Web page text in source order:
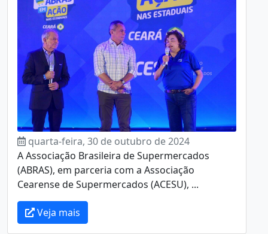
quarta-feira, 30 de outubro de 2024
A Associação Brasileira de Supermercados
(ABRAS), em parceria com a Associação
Cearense de Supermercados (ACESU), ...
Veja mais